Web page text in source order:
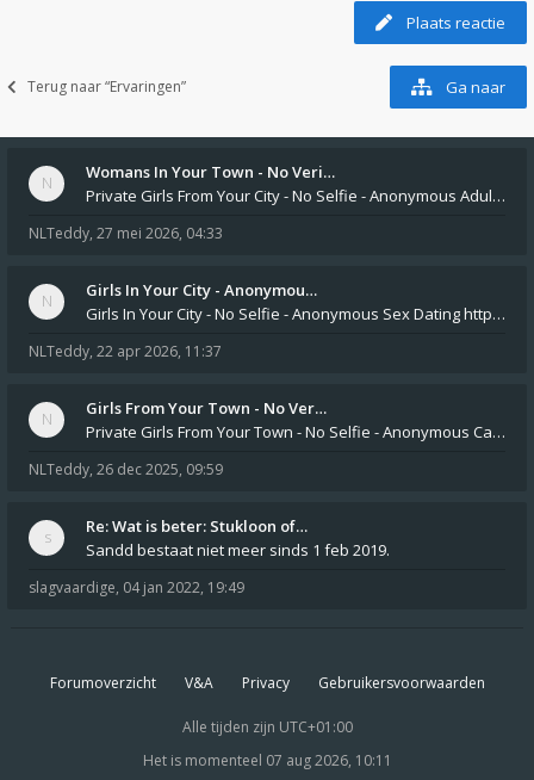
Plaats reactie
Terug naar “Ervaringen” Ga naar
Womans In Your Town - No Veri…
Private Girls From Your City - No Selfie - Anonymous Adult Dating https://privatedates.live Private Girls In Your
NLTeddy, 27 mei 2026, 04:33
Girls In Your City - Anonymou…
Girls In Your City - No Selfie - Anonymous Sex Dating https://SecretPrivat.com Womens In Your Town - Anonymous S
NLTeddy, 22 apr 2026, 11:37
Girls From Your Town - No Ver…
Private Girls From Your Town - No Selfie - Anonymous Casual Dating https://PrivateLadyEscorts.com Private Lady In
NLTeddy, 26 dec 2025, 09:59
Re: Wat is beter: Stukloon of…
Sandd bestaat niet meer sinds 1 feb 2019.
slagvaardige, 04 jan 2022, 19:49
Forumoverzicht V&A Privacy Gebruikersvoorwaarden
Alle tijden zijn UTC+01:00
Het is momenteel 07 aug 2026, 10:11